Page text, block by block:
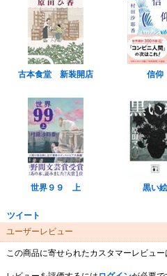
古本食堂 新装開店 信仰
世界９９ 上 黒い
ツイート
ユーザーレビュー
この商品に寄せられたカスタマーレビュー